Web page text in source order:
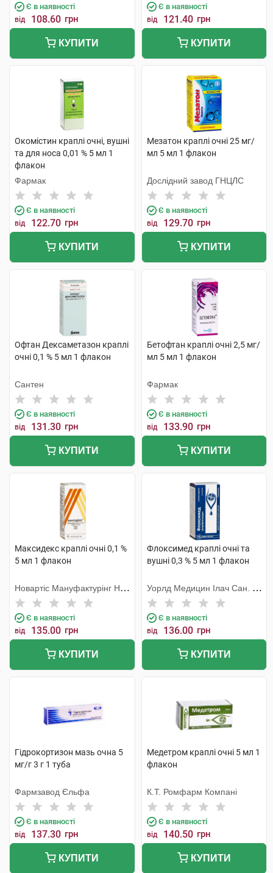
Є в наявності
від 108.60 грн
КУПИТИ
Є в наявності
від 121.40 грн
КУПИТИ
Окомістин краплі очні, вушні
та для носа 0,01 % 5 мл 1
флакон
Фармак
Є в наявності
від 122.70 грн
КУПИТИ
Мезатон краплі очні 25 мг/
мл 5 мл 1 флакон
Дослідний завод ГНЦЛС
Є в наявності
від 129.70 грн
КУПИТИ
Офтан Дексаметазон краплі
очні 0,1 % 5 мл 1 флакон
Сантен
Є в наявності
від 131.30 грн
КУПИТИ
Бетофтан краплі очні 2,5 мг/
мл 5 мл 1 флакон
Фармак
Є в наявності
від 133.90 грн
КУПИТИ
Максидекс краплі очні 0,1 %
5 мл 1 флакон
Новартіс Мануфактурінг НВ,
Бельгія
Є в наявності
від 135.00 грн
КУПИТИ
Флоксимед краплі очні та
вушні 0,3 % 5 мл 1 флакон
Уорлд Медицин Ілач Сан. Ве
Тідж
Є в наявності
від 136.00 грн
КУПИТИ
Гідрокортизон мазь очна 5
мг/г 3 г 1 туба
Фармзавод Єльфа
Є в наявності
від 137.30 грн
КУПИТИ
Медетром краплі очні 5 мл 1
флакон
К.Т. Ромфарм Компані
Є в наявності
від 140.50 грн
КУПИТИ